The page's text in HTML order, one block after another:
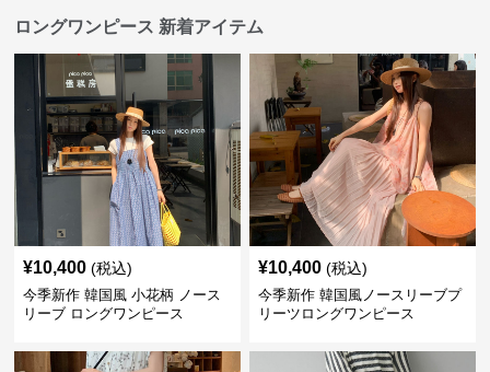
10,400 (税込)
今季新作 韓国風 小花柄 ノース
リーブ ロングワンピース
¥10,400 (税込)
今季新作 韓国風ノースリーブプ
リーツロングワンピース